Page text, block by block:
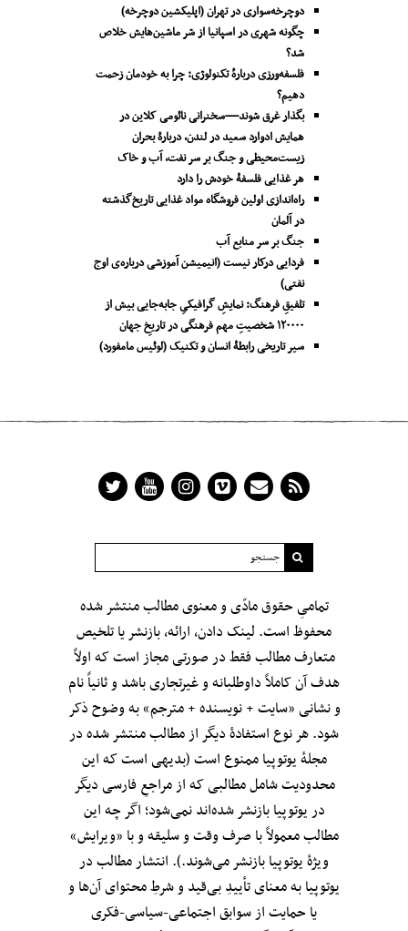
دوچرخه‌سواری در تهران (اپلیکشین دوچرخه)
چگونه شهری در اسپانیا از شر ماشین‌هایش خلاص
شد؟
فلسفه‌ورزی دربارهٔ تکنولوژی: چرا به خودمان زحمت
دهیم؟
بگذار غرق شوند—سخنرانی نائومی کلاین در
همایش ادوارد سعید در لندن، دربارۀ بحران
زیست‌محیطی و جنگ بر سر نفت، آب و خاک
هر غذایی فلسفۀ خودش را دارد
راه‌اندازی اولین فروشگاه مواد غذایی تاریخ‌گذشته
در آلمان
جنگ بر سر منابع آب
فردایی درکار نیست (انیمیشن آموزشی درباره‌ی اوج
نفتی)
تلفیقِ فرهنگ: نمایشِ گرافیکیِ جا‌به‌جایی بیش از
۱۲۰۰۰۰ شخصیتِ مهم فرهنگی در تاریخِ جهان
سیر تاریخی رابطۀ انسان و تکنیک (لوئیس مامفورد)
تمامیِ حقوق مادّی و معنوی مطالب منتشر شده
محفوظ است. لینک دادن، ارائه، بازنشر یا تلخیص
متعارف مطالب فقط در صورتی مجاز است که اولاً
هدف آن کاملاً داوطلبانه و غیرتجاری باشد و ثانیاً نام
و نشانی «سایت + نویسنده + مترجم» به وضوح ذکر
شود. هر نوع استفادهٔ دیگر از مطالب منتشر شده در
مجلهٔ یوتوپیا ممنوع است (بدیهی است که این
محدودیت شامل مطالبی که از مراجعِ فارسی دیگر
در یوتوپیا بازنشر شده‌اند نمی‌شود؛ اگر چه این
مطالب معمولاً با صرف وقت و سلیقه و با «ویرایش»
ویژهٔ یوتوپیا بازنشر می‌شوند.). انتشار مطالب در
یوتوپیا به معنای تأییدِ بی‌قید‌ و شرطِ محتوای آن‌ها و
یا حمایت از سوابق اجتماعی-سیاسی-فکری